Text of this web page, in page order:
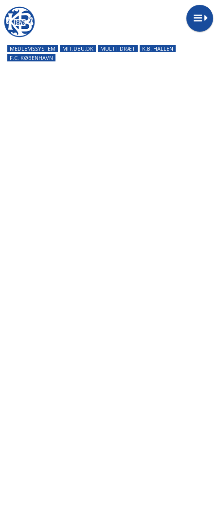
MEDLEMSSYSTEM MIT.DBU.DK MULTI IDRÆT
K.B. HALLEN
F.C. KØBENHAVN